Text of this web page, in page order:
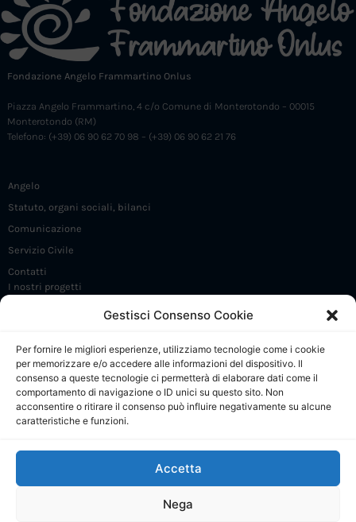
Gestisci Consenso Cookie
Per fornire le migliori esperienze, utilizziamo tecnologie come i cookie
per memorizzare e/o accedere alle informazioni del dispositivo. Il
consenso a queste tecnologie ci permetterà di elaborare dati come il
comportamento di navigazione o ID unici su questo sito. Non
acconsentire o ritirare il consenso può influire negativamente su alcune
caratteristiche e funzioni.
Accetta
Nega
Fondazione Angelo Frammartino Onlus
Piazza Angelo Frammartino, 4 c/o Comune di Monterotondo – 00015
Monterotondo (RM)
Telefono: (+39) 06 90 62 70 98 – (+39) 06 90 62 21 76
Angelo
Statuto, organi sociali, bilanci
Comunicazione
Servizio Civile
Contatti
I nostri progetti
Premio Angelo Frammartino
Sostieni 5 X 1000
CdP: Presentazione
CdP: Regolamento e Comitato di gestione
CdP: Collabora e contatti